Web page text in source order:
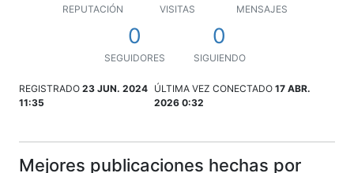
REPUTACIÓN VISITAS MENSAJES
0
SEGUIDORES
0
SIGUIENDO
REGISTRADO 23 JUN. 2024
11:35
ÚLTIMA VEZ CONECTADO 17 ABR.
2026 0:32
Mejores publicaciones hechas por